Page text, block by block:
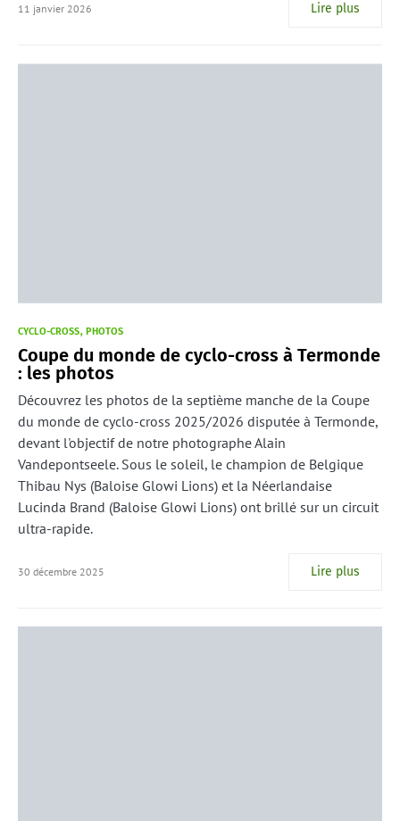
11 janvier 2026 Lire plus
CYCLO-CROSS PHOTOS
Coupe du monde de cyclo-cross à Termonde
: les photos
Découvrez les photos de la septième manche de la Coupe
du monde de cyclo-cross 2025/2026 disputée à Termonde,
devant l'objectif de notre photographe Alain
Vandepontseele. Sous le soleil, le champion de Belgique
Thibau Nys (Baloise Glowi Lions) et la Néerlandaise
Lucinda Brand (Baloise Glowi Lions) ont brillé sur un circuit
ultra-rapide.
30 décembre 2025 Lire plus